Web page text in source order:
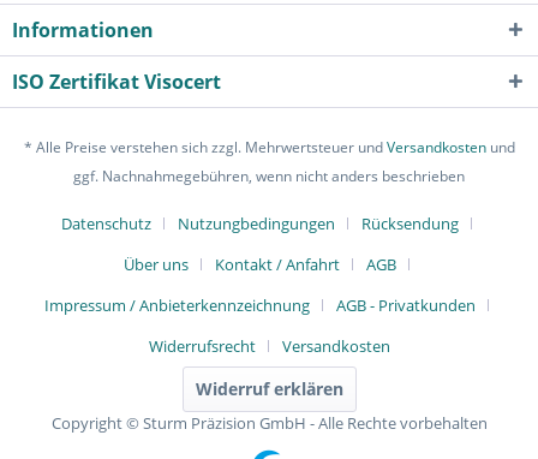
Informationen
ISO Zertifikat Visocert
* Alle Preise verstehen sich zzgl. Mehrwertsteuer undVersandkostenund
ggf. Nachnahmegebühren, wenn nicht anders beschrieben
Datenschutz Nutzungbedingungen
Rücksendung
Über uns
Kontakt / Anfahrt
AGB
Impressum / Anbieterkennzeichnung
AGB - Privatkunden
Widerrufsrecht
Versandkosten
Widerruf erklären
Copyright © Sturm Präzision GmbH - Alle Rechte vorbehalten